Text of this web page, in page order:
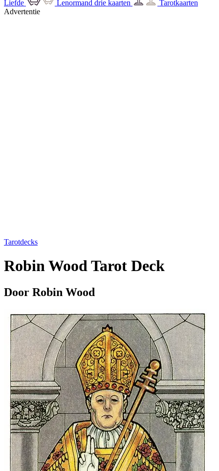
Liefde
Lenormand drie kaarten
Tarotkaarten
Advertentie
Tarotdecks
Robin Wood Tarot Deck
Door Robin Wood